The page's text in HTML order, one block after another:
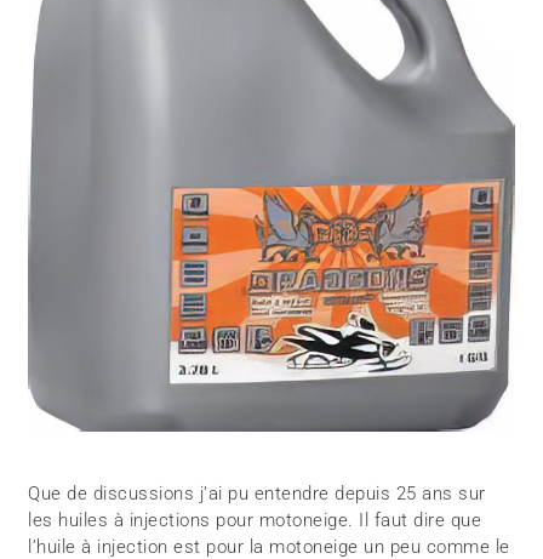
Que de discussions j’ai pu entendre depuis 25 ans sur
les huiles à injections pour motoneige. Il faut dire que
l’huile à injection est pour la motoneige un peu comme le